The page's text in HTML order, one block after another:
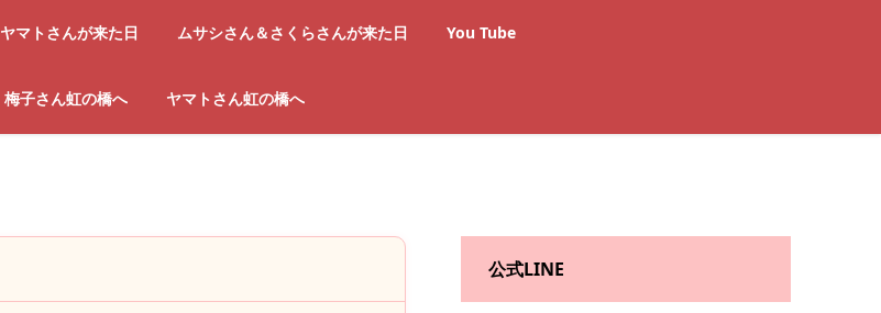
ヤマトさんが来た日 ムサシさん＆さくらさんが来た日 You Tube
梅子さん虹の橋へ ヤマトさん虹の橋へ
公式LINE